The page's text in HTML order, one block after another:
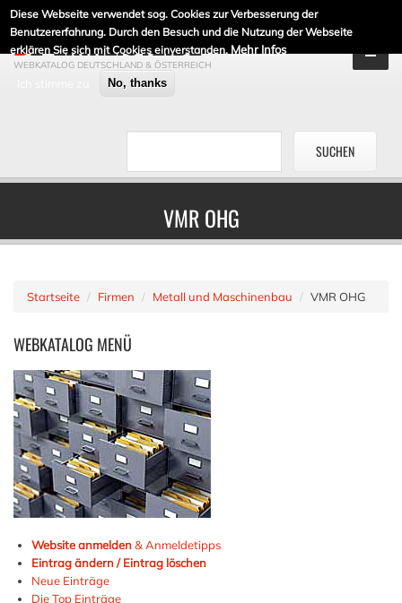
Diese Webseite verwendet sog. Cookies zur Verbesserung der
Benutzererfahrung. Durch den Besuch und die Nutzung der Webseite
erklären Sie sich mit Cookies einverstanden. Mehr Infos
No, thanks
DE-LINKLISTE.DE
WEBKATALOG DEUTSCHLAND & ÖSTERREICH
VMR OHG
Startseite Firmen Metall und Maschinenbau VMR OHG
WEBKATALOG MENÜ
Website anmelden& Anmeldetipps
Eintrag ändern / Eintrag löschen
Neue Einträge
Die Top Einträge